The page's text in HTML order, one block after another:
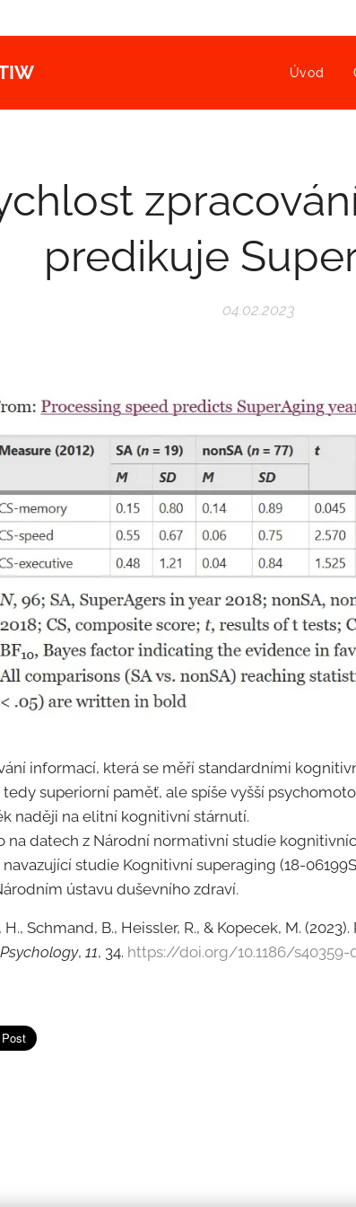
Úvod
predikuje
04.02.2023
informací, která se měří standardními
superiorní paměť, ale spíše vyšší
naději na elitní kognitivní stárnutí.
na datech z Národní normativní studie
navazující studie Kognitivní superaging (18-
ústavu duševního zdraví.
H., Schmand, B., Heissler, R., & Kopecek, M.
, 11, 34. https://doi.org/10.1186/s40359-